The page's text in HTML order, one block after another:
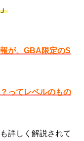
が、GBA限定のS
ってレベルのもの
詳しく解説されて